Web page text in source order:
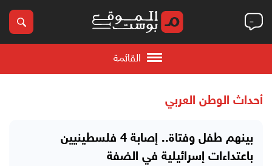
القائمة
أحداث الوطن العربي
بينهم طفل وفتاة.. إصابة 4 فلسطينيين
باعتداءات إسرائيلية في الضفة